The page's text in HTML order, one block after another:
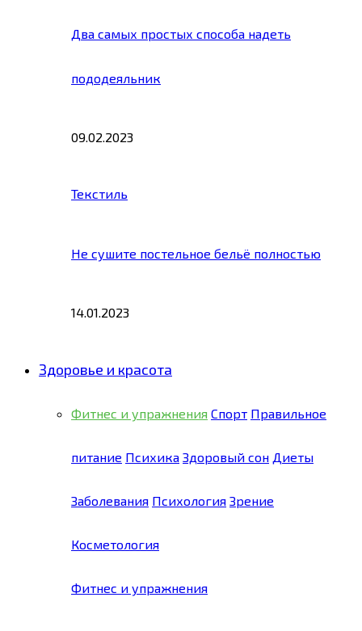
Два самых простых способа надеть
пододеяльник
09.02.2023
Текстиль
Не сушите постельное бельё полностью
14.01.2023
Здоровье и красота
Фитнес и упражнения Спорт Правильное
питание Психика Здоровый сон Диеты
Заболевания Психология Зрение
Косметология
Фитнес и упражнения